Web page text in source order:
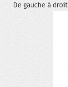
De gauche à